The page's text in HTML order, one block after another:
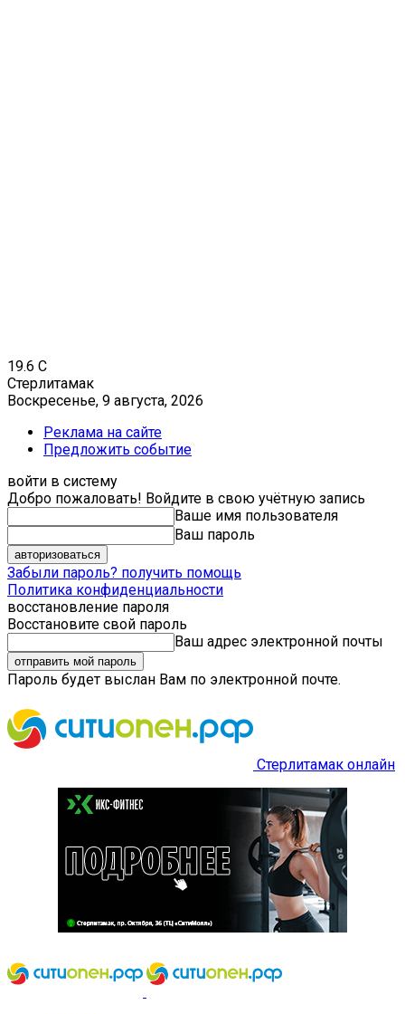
19.6 C
Стерлитамак
Воскресенье, 9 августа, 2026
Реклама на сайте
Предложить событие
войти в систему
Добро пожаловать! Войдите в свою учётную запись
Ваше имя пользователя
Ваш пароль
Забыли пароль? получить помощь
Политика конфиденциальности
восстановление пароля
Восстановите свой пароль
Ваш адрес электронной почты
Пароль будет выслан Вам по электронной почте.
Стерлитамак онлайн